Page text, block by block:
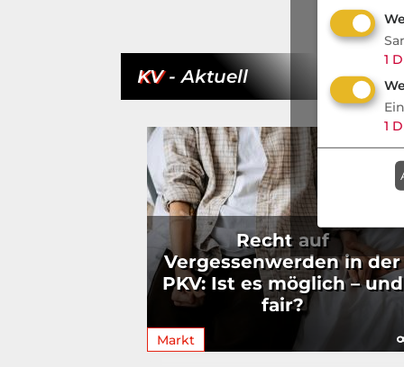
KV- Aktuell
Recht auf
Vergessenwerden in der
PKV: Ist es möglich – und
fair?
Markt
1
1